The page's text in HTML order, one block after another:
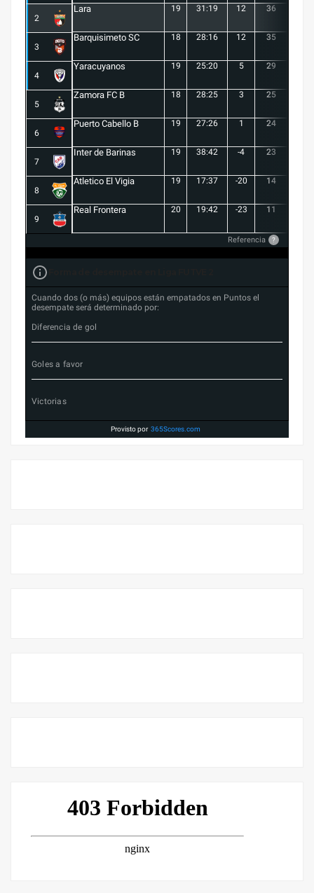
2
Lara 19 31:19 12 36
3
Barquisimeto SC 18 28:16 12 35
4
Yaracuyanos 19 25:20 5 29
5
Zamora FC B 18 28:25 3 25
6
Puerto Cabello B 19 27:26 1 24
7
Inter de Barinas 19 38:42 -4 23
8
Atletico El Vigia 19 17:37 -20 14
9
Real Frontera 20 19:42 -23 11
Referencia ?
Cuando dos (o más) equipos están empatados en Puntos el
desempate será determinado por:
Diferencia de gol
Goles a favor
Victorias
Provisto por 365Scores.com